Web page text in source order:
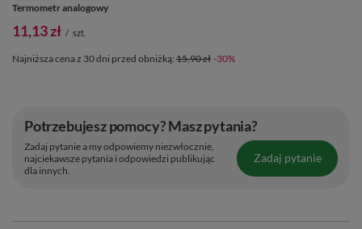
Termometr analogowy
11,13 zł / szt.
Najniższa cena z 30 dni przed obniżką: 15,90 zł -30%
Potrzebujesz pomocy? Masz pytania?
Zadaj pytanie a my odpowiemy niezwłocznie,
najciekawsze pytania i odpowiedzi publikując
dla innych.
Zadaj pytanie